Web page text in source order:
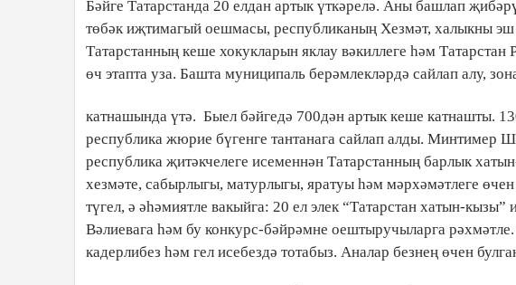
Бәйге Татарстанда 20 елдан артык үткәрелә. Аны башлап
төбәк иҗтимагый оешмасы, республиканың Хезмәт, халыкны
Татарстанның кеше хокукларын яклау вәкиллеге һәм
өч этапта уза. Башта муниципаль берәмлекләрдә сайлап алу,
катнашында үтә. Быел бәйгедә 700дән артык кеше катнашты.
республика жюрие бүгенге тантанага сайлап алды. Минтимер
республика җитәкчелеге исеменнән Татарстанның барлык
хезмәте, сабырлыгы, матурлыгы, яратуы һәм мәрхәмәтлеге
түгел, ә әһәмиятле вакыйга: 20 ел элек “Татарстан хатын-
Вәлиевага һәм бу конкурс-бәйрәмне оештыручыларга
кадерлибез һәм гел исебездә тотабыз. Аналар безнең өчен